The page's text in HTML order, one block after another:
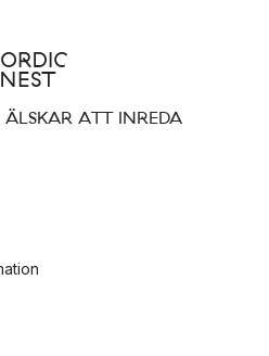
Lifestyle antyder samlas
i en härlig mix. Genom att samla
större livsstilsfrågor som
ditt hem!
ATT INREDA